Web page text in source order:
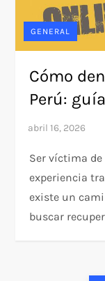
GENERAL
Cómo
Perú:
Ser víctima de
experiencia
existe un
buscar